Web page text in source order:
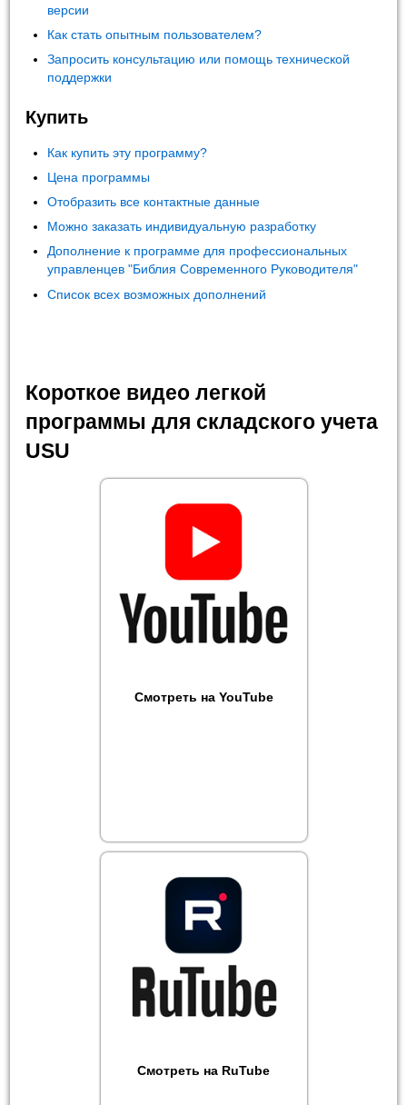
версии
Как стать опытным пользователем?
Запросить консультацию или помощь технической
поддержки
Купить
Как купить эту программу?
Цена программы
Отобразить все контактные данные
Можно заказать индивидуальную разработку
Дополнение к программе для профессиональных
управленцев "Библия Современного Руководителя"
Список всех возможных дополнений
Короткое видео легкой
программы для складского учета
USU
Смотреть на YouTube
Смотреть на RuTube